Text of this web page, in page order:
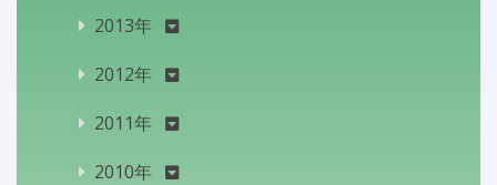
2013年
2012年
2011年
2010年